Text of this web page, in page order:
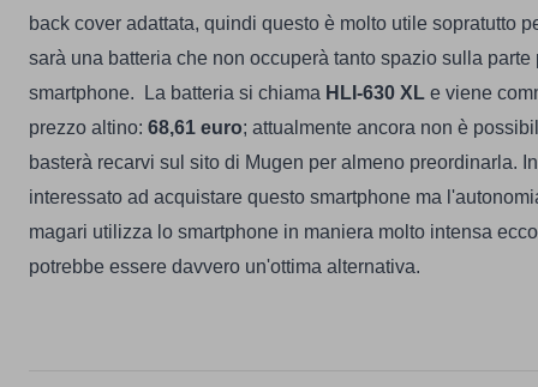
back cover adattata, quindi questo è molto utile sopratutto
sarà una batteria che non occuperà tanto spazio sulla parte
smartphone.
La batteria si chiama HLI-630 XL e viene
prezzo altino: 68,61 euro; attualmente ancora non è
basterà recarvi sul sito di Mugen per almeno preordinarla.
interessato ad acquistare questo smartphone ma
magari utilizza lo smartphone in maniera molto intensa
potrebbe essere davvero un'ottima alternativa.